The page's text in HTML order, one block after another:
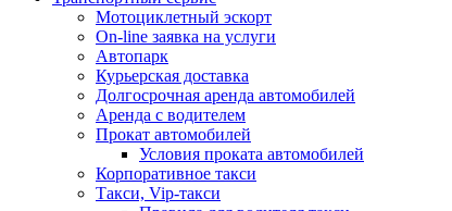
Мотоциклетный эскорт
On-line заявка на услуги
Автопарк
Курьерская доставка
Долгосрочная аренда автомобилей
Аренда с водителем
Прокат автомобилей
Условия проката автомобилей
Корпоративное такси
Такси, Vip-такси